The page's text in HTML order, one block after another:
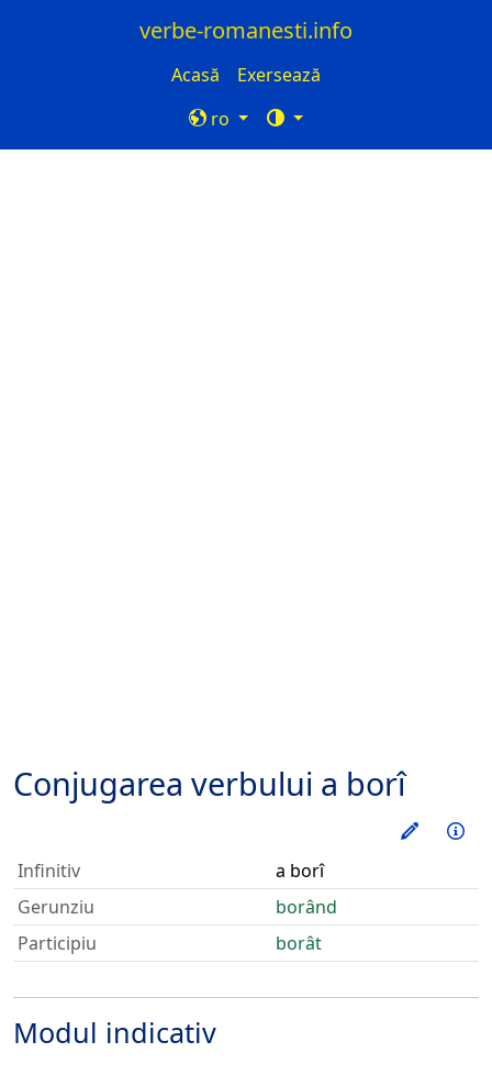
verbe-romanesti.info
Acasă
Exersează
ro
Conjugarea verbului a borî
Infinitiv
a borî
Gerunziu
borând
Participiu
borât
Modul indicativ